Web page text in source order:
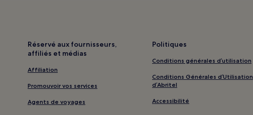
Caumont : hôtels
Villettes : hôtels
Touffreville-La-Corbeline : hôtels
Mathonville : hôtels
Réservé aux fournisseurs,
affiliés et médias
Affiliation
Promouvoir vos services
Agents de voyages
Politiques
Conditions générales d’utilisation
Conditions Générales d’Utilisation
d’Abritel
Accessibilité